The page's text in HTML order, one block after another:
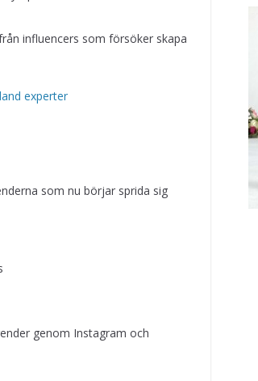
influencers som försöker skapa
experter
som nu börjar sprida sig
genom Instagram och